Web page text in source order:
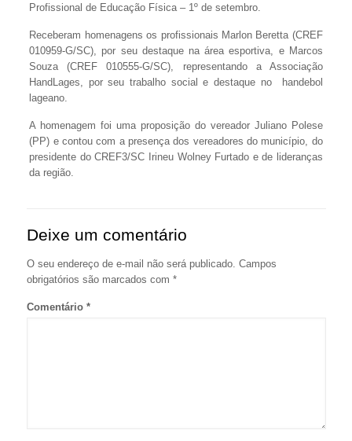
Profissional de Educação Física – 1º de setembro.
Receberam homenagens os profissionais Marlon Beretta (CREF
010959-G/SC), por seu destaque na área esportiva, e Marcos
Souza (CREF 010555-G/SC), representando a Associação
HandLages, por seu trabalho social e destaque no handebol
lageano.
A homenagem foi uma proposição do vereador Juliano Polese
(PP) e contou com a presença dos vereadores do município, do
presidente do CREF3/SC Irineu Wolney Furtado e de lideranças
da região.
Deixe um comentário
O seu endereço de e-mail não será publicado. Campos
obrigatórios são marcados com *
Comentário *